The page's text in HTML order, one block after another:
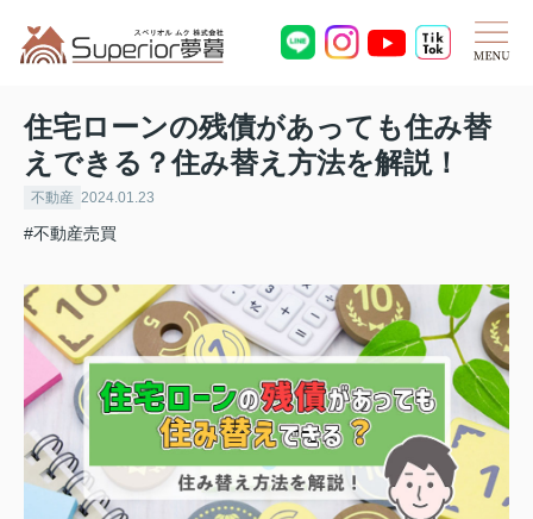
住宅ローンの残債があっても住み替
えできる？住み替え方法を解説！
不動産 2024.01.23
#不動産売買